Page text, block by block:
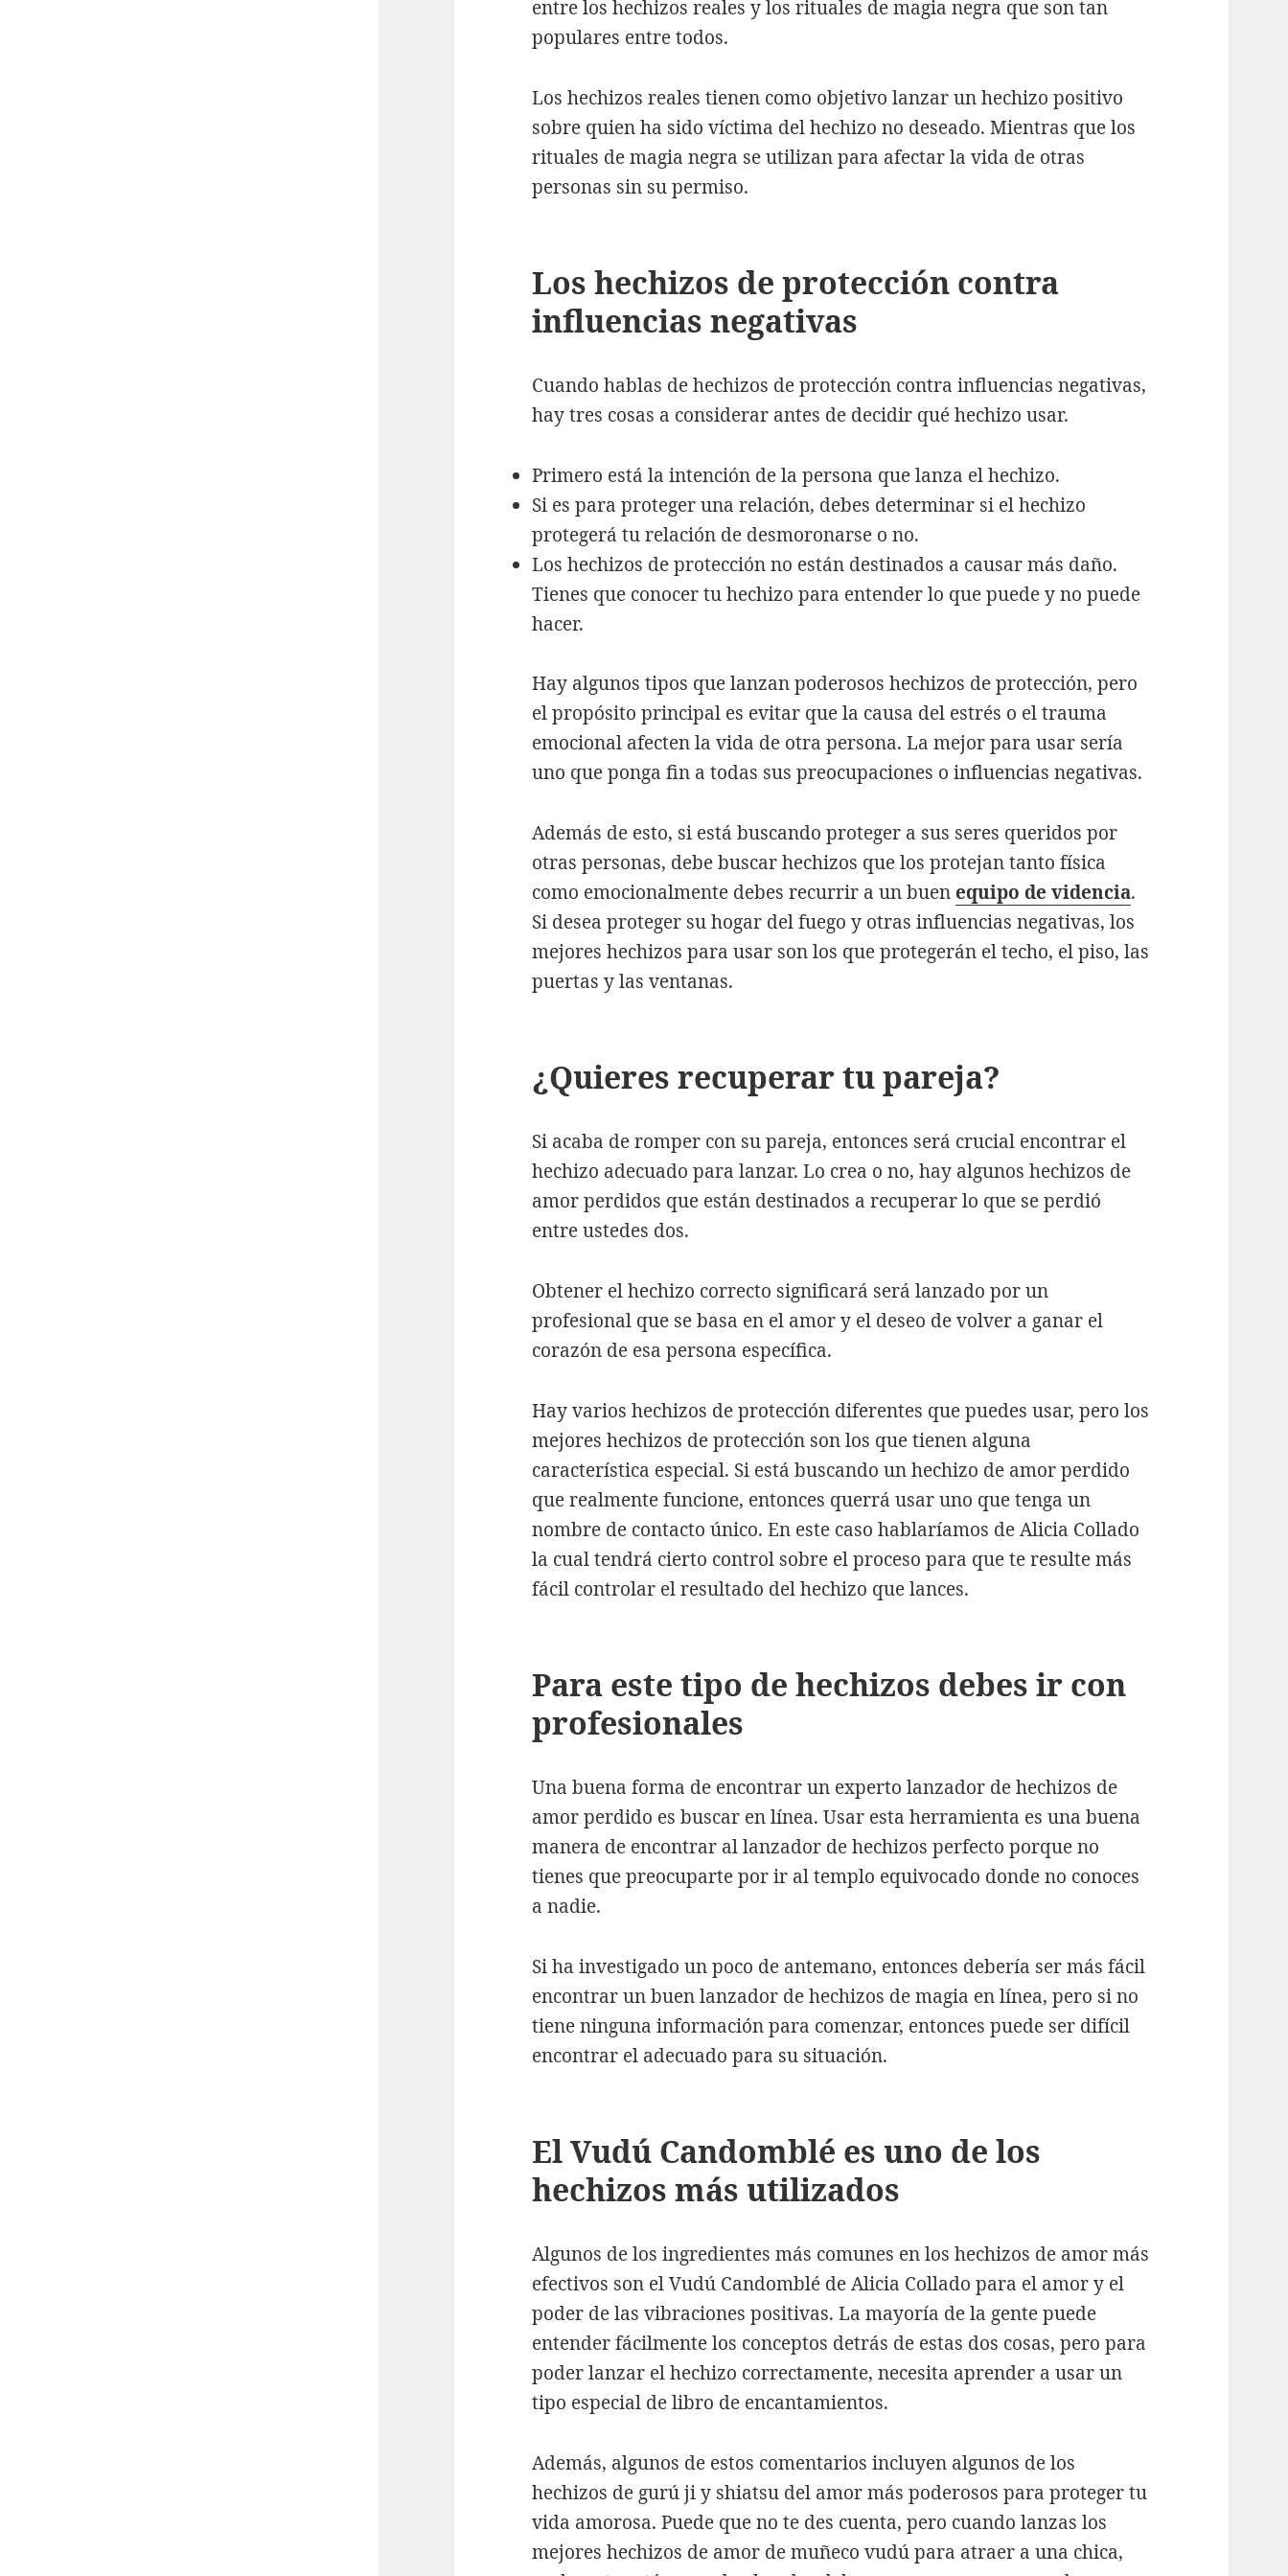
entre los hechizos reales y los rituales de magia negra que son tan
populares entre todos.
Los hechizos reales tienen como objetivo lanzar un hechizo positivo
sobre quien ha sido víctima del hechizo no deseado. Mientras que los
rituales de magia negra se utilizan para afectar la vida de otras
personas sin su permiso.
Los hechizos de protección contra
influencias negativas
Cuando hablas de hechizos de protección contra influencias negativas,
hay tres cosas a considerar antes de decidir qué hechizo usar.
Primero está la intención de la persona que lanza el hechizo.
Si es para proteger una relación, debes determinar si el hechizo
protegerá tu relación de desmoronarse o no.
Los hechizos de protección no están destinados a causar más daño.
Tienes que conocer tu hechizo para entender lo que puede y no puede
hacer.
Hay algunos tipos que lanzan poderosos hechizos de protección, pero
el propósito principal es evitar que la causa del estrés o el trauma
emocional afecten la vida de otra persona. La mejor para usar sería
uno que ponga fin a todas sus preocupaciones o influencias negativas.
Además de esto, si está buscando proteger a sus seres queridos por
otras personas, debe buscar hechizos que los protejan tanto física
como emocionalmente debes recurrir a un buen equipo de videncia.
Si desea proteger su hogar del fuego y otras influencias negativas, los
mejores hechizos para usar son los que protegerán el techo, el piso, las
puertas y las ventanas.
¿Quieres recuperar tu pareja?
Si acaba de romper con su pareja, entonces será crucial encontrar el
hechizo adecuado para lanzar. Lo crea o no, hay algunos hechizos de
amor perdidos que están destinados a recuperar lo que se perdió
entre ustedes dos.
Obtener el hechizo correcto significará será lanzado por un
profesional que se basa en el amor y el deseo de volver a ganar el
corazón de esa persona específica.
Hay varios hechizos de protección diferentes que puedes usar, pero los
mejores hechizos de protección son los que tienen alguna
característica especial. Si está buscando un hechizo de amor perdido
que realmente funcione, entonces querrá usar uno que tenga un
nombre de contacto único. En este caso hablaríamos de Alicia Collado
la cual tendrá cierto control sobre el proceso para que te resulte más
fácil controlar el resultado del hechizo que lances.
Para este tipo de hechizos debes ir con
profesionales
Una buena forma de encontrar un experto lanzador de hechizos de
amor perdido es buscar en línea. Usar esta herramienta es una buena
manera de encontrar al lanzador de hechizos perfecto porque no
tienes que preocuparte por ir al templo equivocado donde no conoces
a nadie.
Si ha investigado un poco de antemano, entonces debería ser más fácil
encontrar un buen lanzador de hechizos de magia en línea, pero si no
tiene ninguna información para comenzar, entonces puede ser difícil
encontrar el adecuado para su situación.
El Vudú Candomblé es uno de los
hechizos más utilizados
Algunos de los ingredientes más comunes en los hechizos de amor más
efectivos son el Vudú Candomblé de Alicia Collado para el amor y el
poder de las vibraciones positivas. La mayoría de la gente puede
entender fácilmente los conceptos detrás de estas dos cosas, pero para
poder lanzar el hechizo correctamente, necesita aprender a usar un
tipo especial de libro de encantamientos.
Además, algunos de estos comentarios incluyen algunos de los
hechizos de gurú ji y shiatsu del amor más poderosos para proteger tu
vida amorosa. Puede que no te des cuenta, pero cuando lanzas los
mejores hechizos de amor de muñeco vudú para atraer a una chica,